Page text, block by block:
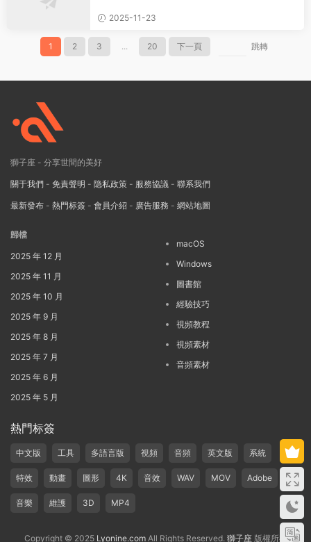
2025-11-23
1 2 3 ... 20 下一頁 跳轉
獅子座 - 分享世間的美好
關于我們 - 免責聲明 - 隐私政策 - 服務協議 - 聯系我們
最新發布 - 熱門标簽 - 會員介紹 - 廣告服務 - 網站地圖
歸檔
2025 年 12 月
2025 年 11 月
2025 年 10 月
2025 年 9 月
2025 年 8 月
2025 年 7 月
2025 年 6 月
2025 年 5 月
macOS
Windows
圖書館
經驗技巧
視頻教程
視頻素材
音頻素材
熱門标簽
中文版 工具 多語言版 視頻 音頻 英文版 系統
特效 動畫 圖形 4K 音效 WAV MOV Adobe
音樂 維護 3D MP4
Copyright © 2025 Lyonine.comAll Rights Reserved. 獅子座版權所有